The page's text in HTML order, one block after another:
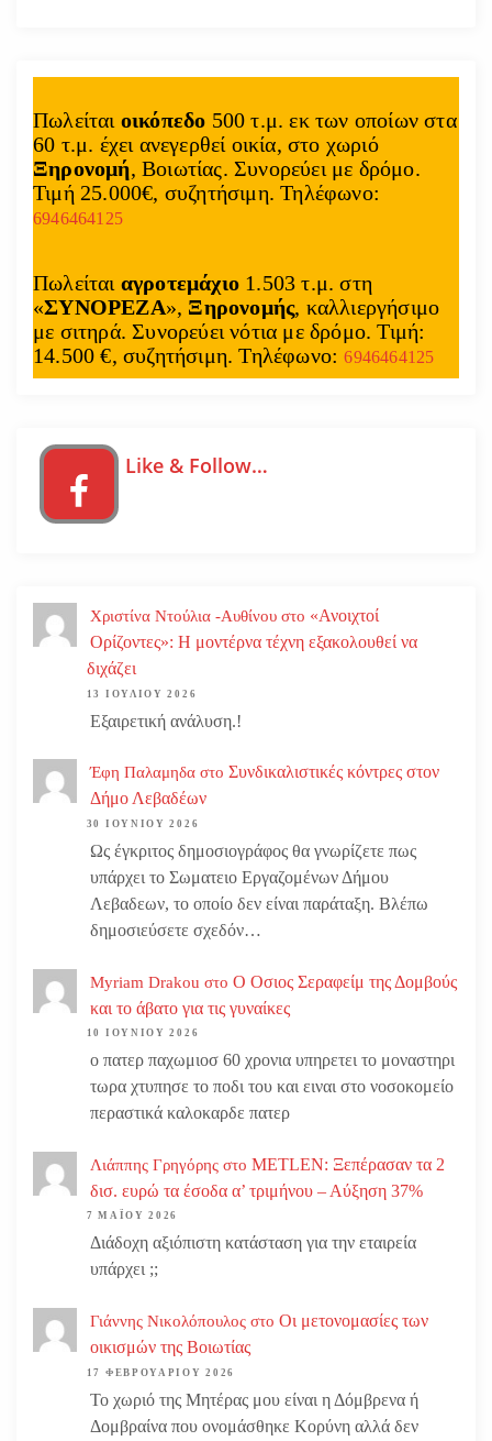
Πωλείται οικόπεδο 500 τ.μ. εκ των οποίων στα
60 τ.μ. έχει ανεγερθεί οικία, στο χωριό
Ξηρονομή, Βοιωτίας. Συνορεύει με δρόμο.
Τιμή 25.000€, συζητήσιμη. Τηλέφωνο:
6946464125
Πωλείται αγροτεμάχιο 1.503 τ.μ. στη
«ΣΥΝΟΡΕΖΑ», Ξηρονομής, καλλιεργήσιμο
με σιτηρά. Συνορεύει νότια με δρόμο. Τιμή:
14.500 €, συζητήσιμη. Τηλέφωνο:6946464125
Like & Follow…
Χριστίνα Ντούλια -Αυθίνου στο «Ανοιχτοί
Ορίζοντες»: Η μοντέρνα τέχνη εξακολουθεί να
διχάζει
13 ΙΟΥΛΊΟΥ 2026
Εξαιρετική ανάλυση.!
Έφη Παλαμηδα στο Συνδικαλιστικές κόντρες στον
Δήμο Λεβαδέων
30 ΙΟΥΝΊΟΥ 2026
Ως έγκριτος δημοσιογράφος θα γνωρίζετε πως
υπάρχει το Σωματειο Εργαζομένων Δήμου
Λεβαδεων, το οποίο δεν είναι παράταξη. Βλέπω
δημοσιεύσετε σχεδόν…
Myriam Drakou στο Ο Οσιος Σεραφείμ της Δομβούς
και το άβατο για τις γυναίκες
10 ΙΟΥΝΊΟΥ 2026
ο πατερ παχωμιοσ 60 χρονια υπηρετει το μοναστηρι
τωρα χτυπησε το ποδι του και ειναι στο νοσοκομείο
περαστικά καλοκαρδε πατερ
Λιάππης Γρηγόρης στο METLEN: Ξεπέρασαν τα 2
δισ. ευρώ τα έσοδα α’ τριμήνου – Αύξηση 37%
7 ΜΑΪ́ΟΥ 2026
Διάδοχη αξιόπιστη κατάσταση για την εταιρεία
υπάρχει ;;
Γιάννης Νικολόπουλος στο Οι μετονομασίες των
οικισμών της Βοιωτίας
17 ΦΕΒΡΟΥΑΡΊΟΥ 2026
Το χωριό της Μητέρας μου είναι η Δόμβρενα ή
Δομβραίνα που ονομάσθηκε Κορύνη αλλά δεν